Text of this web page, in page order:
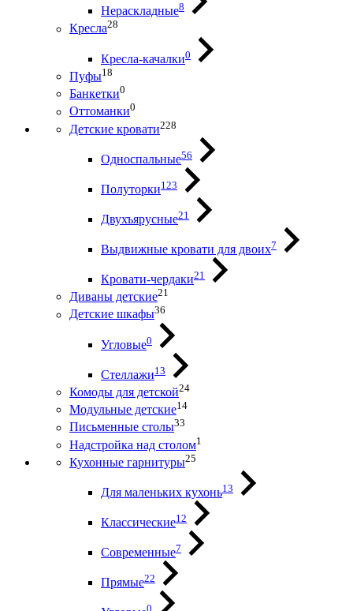
Нераскладные8
Кресла28
Кресла-качалки0
Пуфы18
Банкетки0
Оттоманки0
Детские кровати228
Односпальные56
Полуторки123
Двухъярусные21
Выдвижные кровати для двоих7
Кровати-чердаки21
Диваны детские21
Детские шкафы36
Угловые0
Стеллажи13
Комоды для детской24
Модульные детские14
Письменные столы33
Надстройка над столом1
Кухонные гарнитуры25
Для маленьких кухонь13
Классические12
Современные7
Прямые22
0